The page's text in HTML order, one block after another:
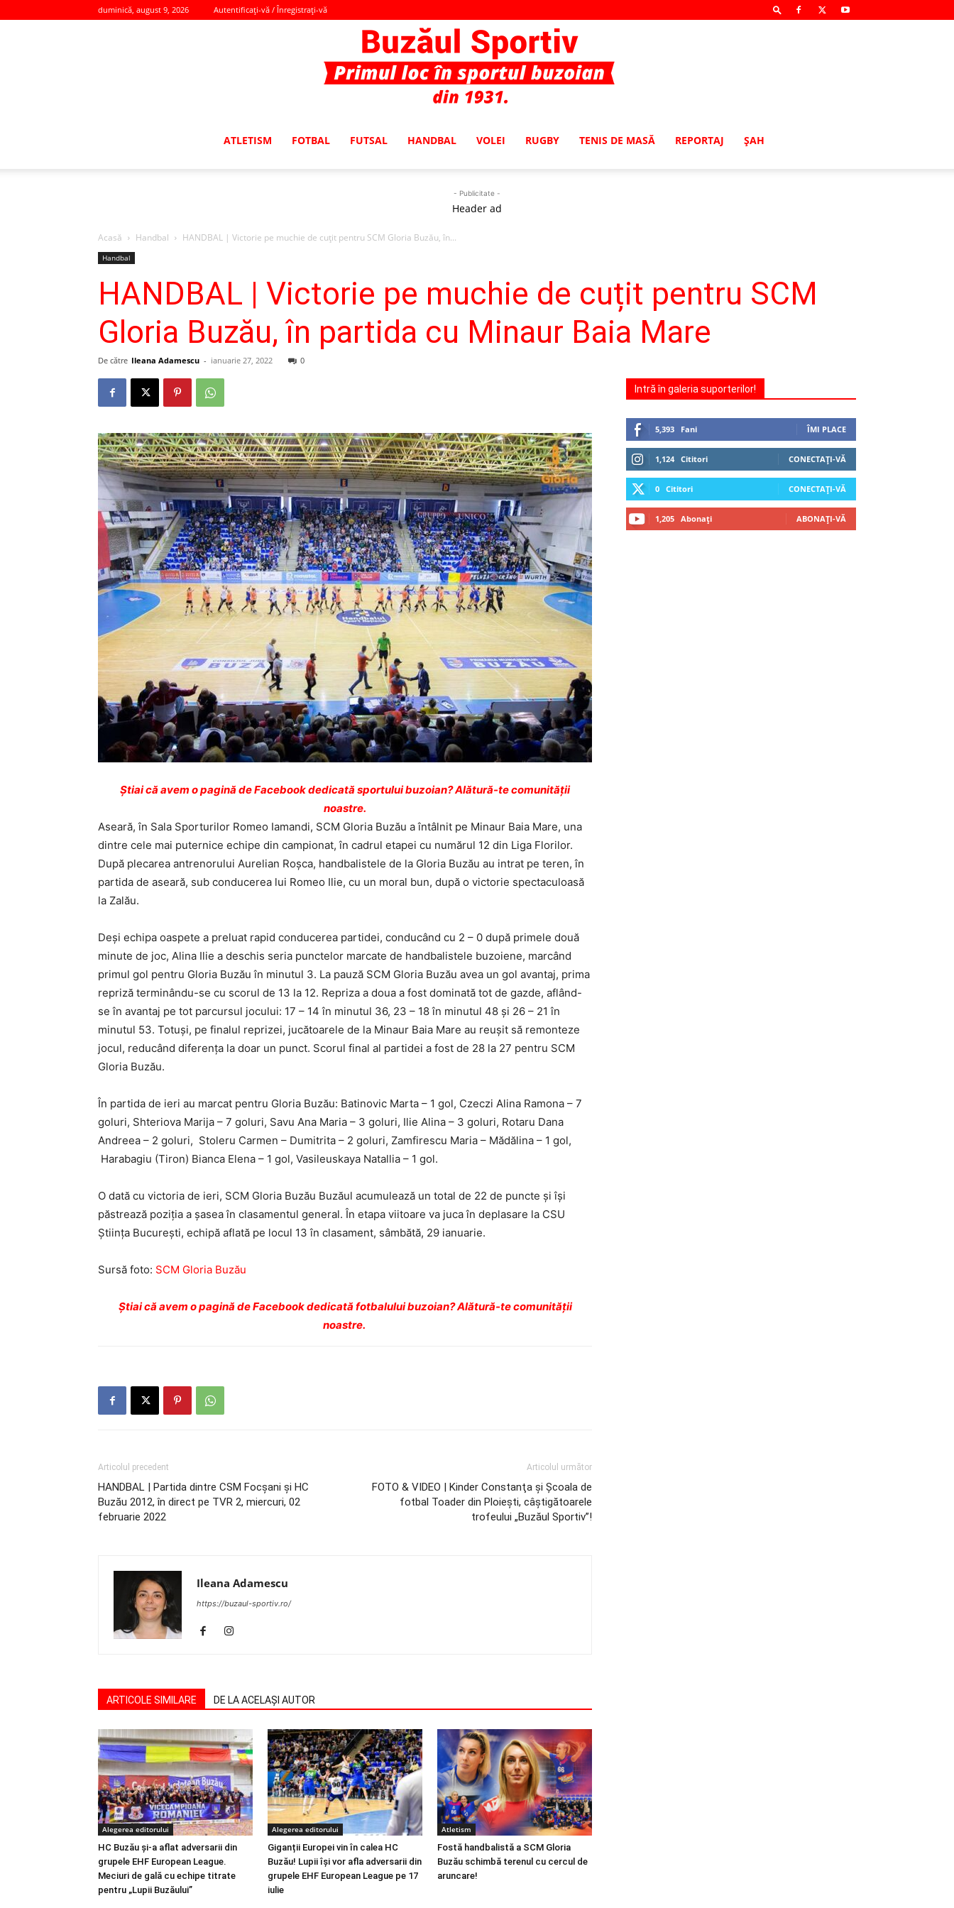
duminică, august 9, 2026 Autentificați-vă / Înregistrați-vă
ATLETISM FOTBAL FUTSAL HANDBAL VOLEI RUGBY TENIS DE MASĂ REPORTAJ ŞAH
- Publicitate -
Header ad
Acasă Handbal HANDBAL | Victorie pe muchie de cuțit pentru SCM Gloria Buzău, în...
Handbal
HANDBAL | Victorie pe muchie de cuțit pentru SCM
Gloria Buzău, în partida cu Minaur Baia Mare
De către Ileana Adamescu - ianuarie 27, 2022 0
Ştiai că avem o pagină de Facebook dedicată sportului buzoian? Alătură-te comunității
noastre.
Aseară, în Sala Sporturilor Romeo Iamandi, SCM Gloria Buzău a întâlnit pe Minaur Baia Mare, una
dintre cele mai puternice echipe din campionat, în cadrul etapei cu numărul 12 din Liga Florilor.
După plecarea antrenorului Aurelian Roșca, handbalistele de la Gloria Buzău au intrat pe teren, în
partida de aseară, sub conducerea lui Romeo Ilie, cu un moral bun, după o victorie spectaculoasă
la Zalău.
Deși echipa oaspete a preluat rapid conducerea partidei, conducând cu 2 – 0 după primele două
minute de joc, Alina Ilie a deschis seria punctelor marcate de handbalistele buzoiene, marcând
primul gol pentru Gloria Buzău în minutul 3. La pauză SCM Gloria Buzău avea un gol avantaj, prima
repriză terminându-se cu scorul de 13 la 12. Repriza a doua a fost dominată tot de gazde, aflând-
se în avantaj pe tot parcursul jocului: 17 – 14 în minutul 36, 23 – 18 în minutul 48 și 26 – 21 în
minutul 53. Totuși, pe finalul reprizei, jucătoarele de la Minaur Baia Mare au reușit să remonteze
jocul, reducând diferența la doar un punct. Scorul final al partidei a fost de 28 la 27 pentru SCM
Gloria Buzău.
În partida de ieri au marcat pentru Gloria Buzău: Batinovic Marta – 1 gol, Czeczi Alina Ramona – 7
goluri, Shteriova Marija – 7 goluri, Savu Ana Maria – 3 goluri, Ilie Alina – 3 goluri, Rotaru Dana
Andreea – 2 goluri, Stoleru Carmen – Dumitrita – 2 goluri, Zamfirescu Maria – Mădălina – 1 gol,
Harabagiu (Tiron) Bianca Elena – 1 gol, Vasileuskaya Natallia – 1 gol.
O dată cu victoria de ieri, SCM Gloria Buzău Buzăul acumulează un total de 22 de puncte și își
păstrează poziția a șasea în clasamentul general. În etapa viitoare va juca în deplasare la CSU
Știința București, echipă aflată pe locul 13 în clasament, sâmbătă, 29 ianuarie.
Sursă foto: SCM Gloria Buzău
Ştiai că avem o pagină de Facebook dedicată fotbalului buzoian? Alătură-te comunității
noastre.
Articolul precedent
HANDBAL | Partida dintre CSM Focșani și HC
Buzău 2012, în direct pe TVR 2, miercuri, 02
februarie 2022
Articolul următor
FOTO & VIDEO | Kinder Constanţa şi Şcoala de
fotbal Toader din Ploieşti, câştigătoarele
trofeului „Buzăul Sportiv”!
Ileana Adamescu
https://buzaul-sportiv.ro/
ARTICOLE SIMILARE DE LA ACELAȘI AUTOR
Alegerea editorului
HC Buzău și-a aflat adversarii din
grupele EHF European League.
Meciuri de gală cu echipe titrate
pentru „Lupii Buzăului”
Alegerea editorului
Giganții Europei vin în calea HC
Buzău! Lupii își vor afla adversarii din
grupele EHF European League pe 17
iulie
Atletism
Fostă handbalistă a SCM Gloria
Buzău schimbă terenul cu cercul de
aruncare!
Intră în galeria suporterilor!
5,393 Fani ÎMI PLACE
1,124 Cititori CONECTAȚI-VĂ
0 Cititori CONECTAȚI-VĂ
1,205 Abonați ABONAȚI-VĂ